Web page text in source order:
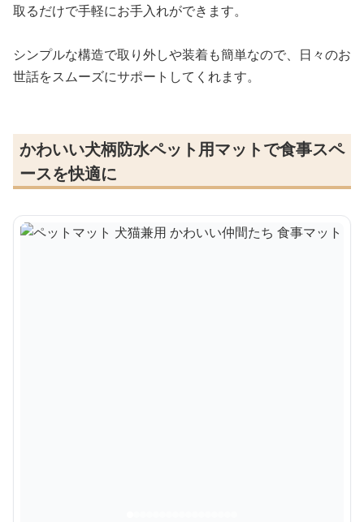
取るだけで手軽にお手入れができます。
シンプルな構造で取り外しや装着も簡単なので、日々のお
世話をスムーズにサポートしてくれます。
かわいい犬柄防水ペット用マットで食事スペ
ースを快適に